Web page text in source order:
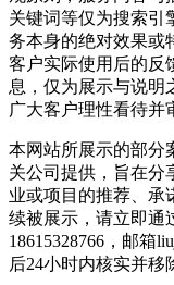
关键词等仅为搜索引
务本身的绝对效果或
客户实际使用后的反
息，仅为展示与说明
广大客户理性看待并
本网站所展示的部分
关公司提供，旨在分
业或项目的推荐、承
续被展示，请立即通
18615328766，邮箱
后24小时内核实并移